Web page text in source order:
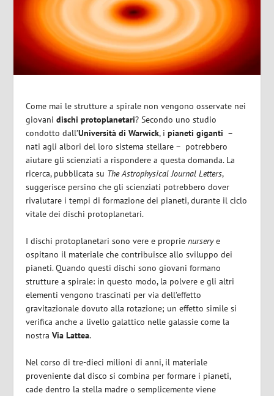
Come mai le strutture a spirale non vengono osservate nei
giovanidischi protoplanetari? Secondo uno studio
condotto dall’Università di Warwick, ipianeti giganti –
nati agli albori del loro sistema stellare – potrebbero
aiutare gli scienziati a rispondere a questa domanda. La
ricerca, pubblicata su TheAstrophysical Journal Letters,
suggerisce persino che gli scienziati potrebbero dover
rivalutare i tempi di formazione dei pianeti, durante il ciclo
vitale dei dischi protoplanetari.
I dischi protoplanetari sono vere e proprienurserye
ospitano il materiale che contribuisce allo sviluppo dei
pianeti. Quando questi dischi sono giovani formano
strutture a spirale: in questo modo, la polvere e gli altri
elementi vengono trascinati per via dell’effetto
gravitazionale dovuto alla rotazione; un effetto simile si
verifica anche a livello galattico nelle galassie come la
nostraVia Lattea.
Nel corso di tre-dieci milioni di anni, il materiale
proveniente dal disco si combina per formare i pianeti,
cade dentro la stella madre o semplicemente viene